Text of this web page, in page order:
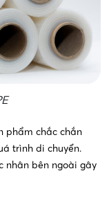
phẩm chắc chắn
trình di chuyển.
nhân bên ngoài gây